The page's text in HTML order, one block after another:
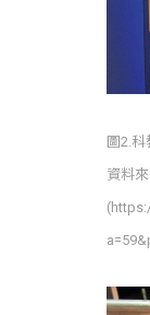
圖2.
資料